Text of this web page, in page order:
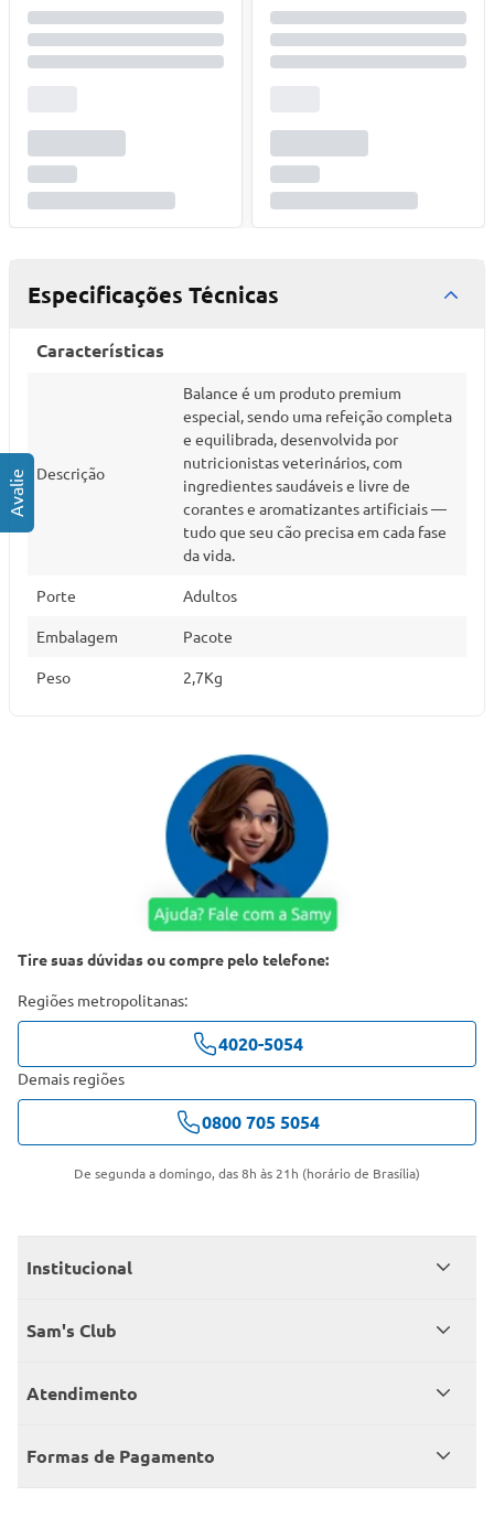
Especificações Técnicas
Características
Descrição
Balance é um produto premium
especial, sendo uma refeição completa
e equilibrada, desenvolvida por
nutricionistas veterinários, com
ingredientes saudáveis e livre de
corantes e aromatizantes artificiais —
tudo que seu cão precisa em cada fase
da vida.
Porte Adultos
Embalagem Pacote
Peso 2,7Kg
Tire suas dúvidas ou compre pelo telefone:
Regiões metropolitanas:
4020-5054
Demais regiões
0800 705 5054
De segunda a domingo, das 8h às 21h (horário de Brasília)
Institucional
Quem somos
Encontre um Clube
Sam's Club
Seja sócio
Member’s Mark
Atendimento
Fale conosco
Atendimento em libras
Formas de Pagamento